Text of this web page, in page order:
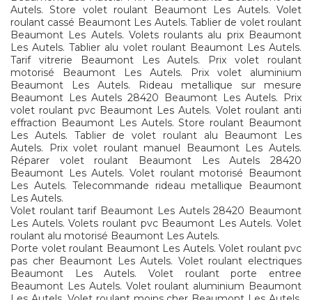
Autels. Store volet roulant Beaumont Les Autels. Volet
roulant cassé Beaumont Les Autels. Tablier de volet roulant
Beaumont Les Autels. Volets roulants alu prix Beaumont
Les Autels. Tablier alu volet roulant Beaumont Les Autels.
Tarif vitrerie Beaumont Les Autels. Prix volet roulant
motorisé Beaumont Les Autels. Prix volet aluminium
Beaumont Les Autels. Rideau metallique sur mesure
Beaumont Les Autels 28420 Beaumont Les Autels. Prix
volet roulant pvc Beaumont Les Autels. Volet roulant anti
effraction Beaumont Les Autels. Store roulant Beaumont
Les Autels. Tablier de volet roulant alu Beaumont Les
Autels. Prix volet roulant manuel Beaumont Les Autels.
Réparer volet roulant Beaumont Les Autels 28420
Beaumont Les Autels. Volet roulant motorisé Beaumont
Les Autels. Telecommande rideau metallique Beaumont
Les Autels.
Volet roulant tarif Beaumont Les Autels 28420 Beaumont
Les Autels. Volets roulant pvc Beaumont Les Autels. Volet
roulant alu motorisé Beaumont Les Autels.
Porte volet roulant Beaumont Les Autels. Volet roulant pvc
pas cher Beaumont Les Autels. Volet roulant electriques
Beaumont Les Autels. Volet roulant porte entree
Beaumont Les Autels. Volet roulant aluminium Beaumont